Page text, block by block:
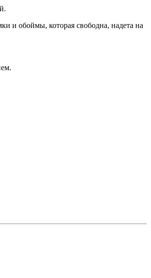
и обоймы, которая свободна, надета на